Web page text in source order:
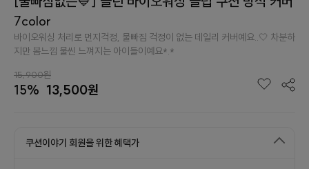
7color
바이오워싱 처리로 먼지걱정, 물빠짐 걱정이 없는 데일리 커버예요..🤍 차분하
지만 봄느낌 물씬 느껴지는 아이들이예요*.*
15,900원
15% 13,500원
쿠션이야기 회원을 위한 혜택가